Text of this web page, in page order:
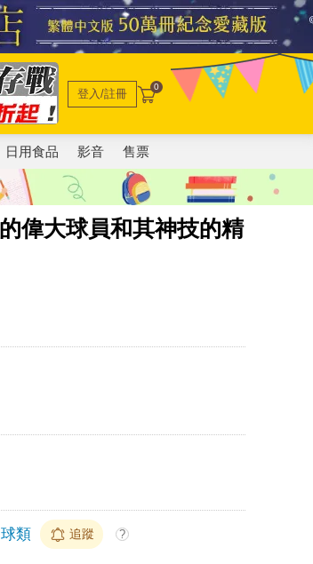
登入/註冊 0
日用食品 影音 售票
偉大球員和其神技的精
球類 追蹤 ?